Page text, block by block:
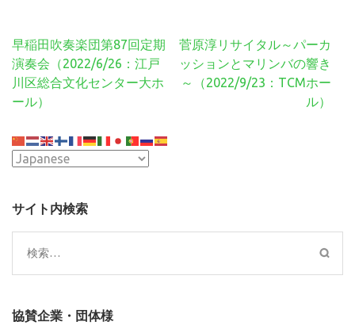
投
稿
ナ
ビ
ー
シ
早稲田吹奏楽団第87回定期
演奏会（2022/6/26：江戸
川区総合文化センター大ホ
ール）
菅原淳リサイタル～パーカ
ッションとマリンバの響き
～（2022/9/23：TCMホー
ル）
サイト内検索
検
索:
協賛企業・団体様